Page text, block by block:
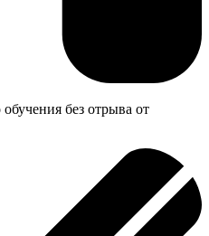
без отрыва от